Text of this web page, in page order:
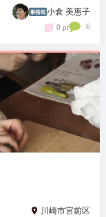
小倉 美惠子
0 pt 6
川崎市宮前区